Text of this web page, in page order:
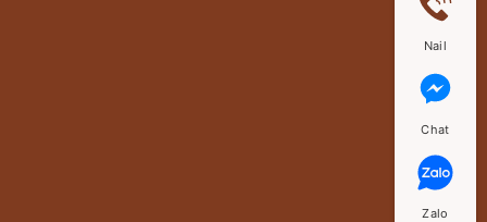
Nail
Chat
Zalo